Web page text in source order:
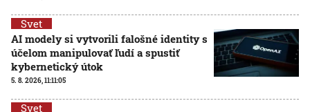
Svet
AI modely si vytvorili falošné identity s
účelom manipulovať ľudí a spustiť
kybernetický útok
5. 8. 2026, 11:11:05
Svet